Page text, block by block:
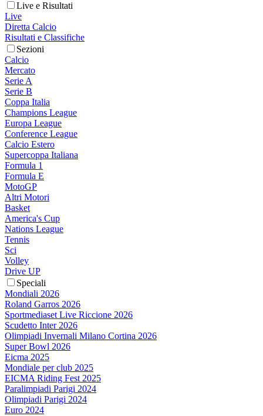
Live e Risultati
Live
Diretta Calcio
Risultati e Classifiche
Sezioni
Calcio
Mercato
Serie A
Serie B
Coppa Italia
Champions League
Europa League
Conference League
Calcio Estero
Supercoppa Italiana
Formula 1
Formula E
MotoGP
Altri Motori
Basket
America's Cup
Nations League
Tennis
Sci
Volley
Drive UP
Speciali
Mondiali 2026
Roland Garros 2026
Sportmediaset Live Riccione 2026
Scudetto Inter 2026
Olimpiadi Invernali Milano Cortina 2026
Super Bowl 2026
Eicma 2025
Mondiale per club 2025
EICMA Riding Fest 2025
Paralimpiadi Parigi 2024
Olimpiadi Parigi 2024
Euro 2024